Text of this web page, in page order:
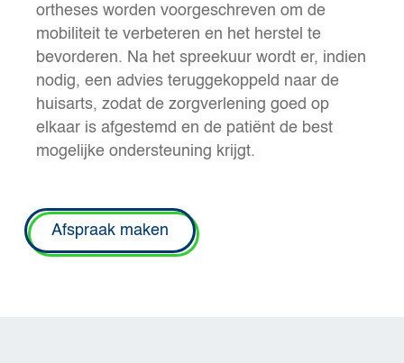
ortheses worden voorgeschreven om de
mobiliteit te verbeteren en het herstel te
bevorderen. Na het spreekuur wordt er, indien
nodig, een advies teruggekoppeld naar de
huisarts, zodat de zorgverlening goed op
elkaar is afgestemd en de patiënt de best
mogelijke ondersteuning krijgt.
Afspraak maken